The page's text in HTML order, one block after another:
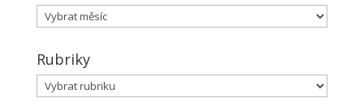
Archiv
Rubriky
Rubriky